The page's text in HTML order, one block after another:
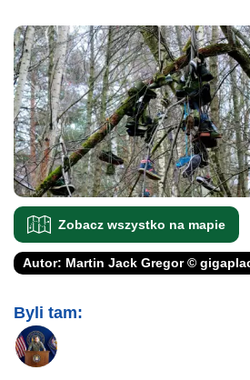
Zobacz wszystko na mapie
Autor: Martin Jack Gregor ©
Byli tam: